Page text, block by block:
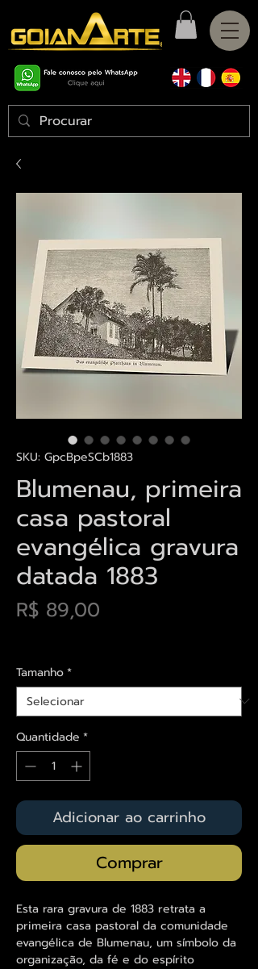
SKU: GpcBpeSCb1883
Blumenau, primeira
casa pastoral
evangélica gravura
datada 1883
R$ 89,00
Tamanho*
Quantidade *
Adicionar ao carrinho
Comprar
Esta rara gravura de 1883 retrata a
primeira casa pastoral da comunidade
evangélica de Blumenau, um símbolo da
organização, da fé e do espírito